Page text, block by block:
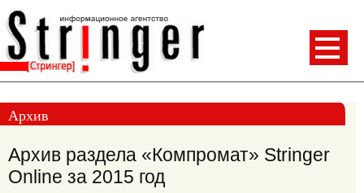
Архив
Архив раздела «Компромат» Stringer
Online за 2015 год